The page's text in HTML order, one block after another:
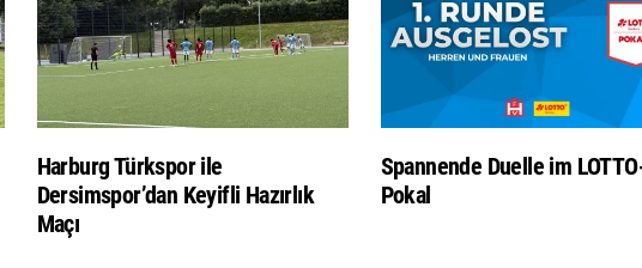
Harburg Türkspor ile
Dersimspor’dan Keyifli Hazırlık
Maçı
Spannende Duelle im
Pokal